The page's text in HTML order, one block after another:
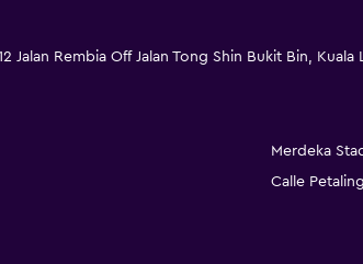
Jalan Rembia Off Jalan Tong Shin Bukit Bin,
Merdeka
Calle Petaling